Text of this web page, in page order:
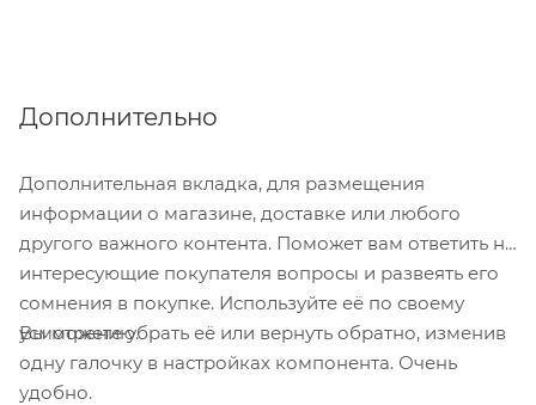
Дополнительно
Дополнительная вкладка, для размещения
информации о магазине, доставке или любого
другого важного контента. Поможет вам ответить на
интересующие покупателя вопросы и развеять его
сомнения в покупке. Используйте её по своему
усмотрению.
Вы можете убрать её или вернуть обратно, изменив
одну галочку в настройках компонента. Очень
удобно.